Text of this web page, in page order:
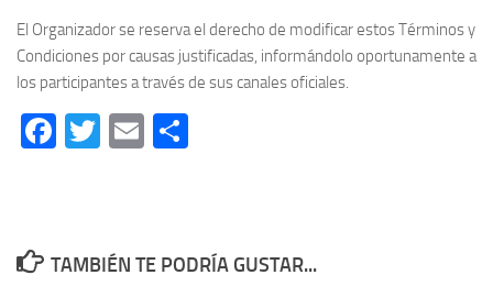
El Organizador se reserva el derecho de modificar estos Términos y
Condiciones por causas justificadas, informándolo oportunamente a
los participantes a través de sus canales oficiales.
Facebook
Twitter
Email
TAMBIÉN TE PODRÍA GUSTAR...